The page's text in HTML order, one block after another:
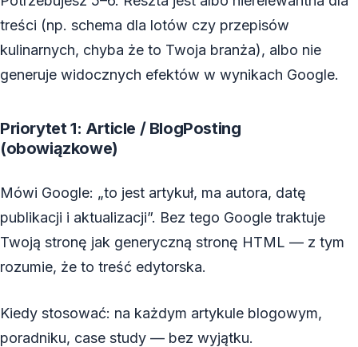
treści (np. schema dla lotów czy przepisów
kulinarnych, chyba że to Twoja branża), albo nie
generuje widocznych efektów w wynikach Google.
Priorytet 1: Article / BlogPosting
(obowiązkowe)
Mówi Google: „to jest artykuł, ma autora, datę
publikacji i aktualizacji”. Bez tego Google traktuje
Twoją stronę jak generyczną stronę HTML — z tym
rozumie, że to treść edytorska.
Kiedy stosować: na każdym artykule blogowym,
poradniku, case study — bez wyjątku.